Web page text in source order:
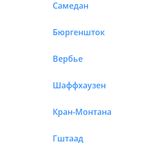
Самедан
Бюргеншток
Вербье
Шаффхаузен
Кран-Монтана
Гштаад